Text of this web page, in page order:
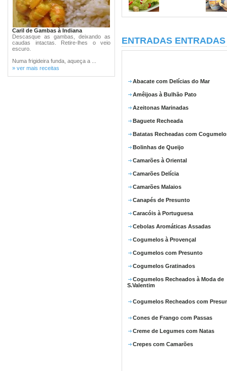
Caril de Gambas à Indiana
Descasque as gambas, deixando as
caudas intactas. Retire-lhes o veio
escuro.
Numa frigideira funda, aqueça a ...
» ver mais receitas
ENTRADAS
Abacate com Delícias do Mar
Amêijoas à Bulhão Pato
Azeitonas Marinadas
Baguete Recheada
Batatas Recheadas com
Bolinhas de Queijo
Camarões à Oriental
Camarões Delícia
Camarões Malaios
Canapés de Presunto
Caracóis à Portuguesa
Cebolas Aromáticas Assadas
Cogumelos à Provençal
Cogumelos com Presunto
Cogumelos Gratinados
Cogumelos Recheados à Moda de
S.Valentim
Cogumelos Recheados com
Cones de Frango com Passas
Creme de Legumes com Natas
Crepes com Camarões